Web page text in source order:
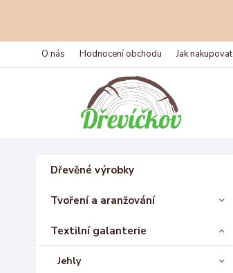
O nás Hodnocení obchodu Jak nakupovat
Dřevěné výrobky
Tvoření a aranžování
Textilní galanterie
Jehly